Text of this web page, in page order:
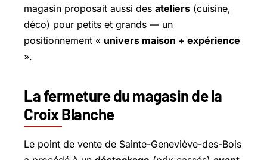
magasin proposait aussi des ateliers (cuisine,
déco) pour petits et grands — un
positionnement « univers maison + expérience
».
La fermeture du magasin de la
Croix Blanche
Le point de vente de Sainte-Geneviève-des-Bois